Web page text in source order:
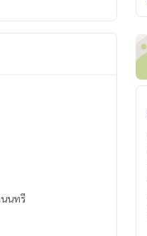
นนทรี